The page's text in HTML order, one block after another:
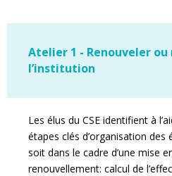
Atelier 1 - Renouveler
l’institution
Les élus du CSE identifient à
étapes clés d’organisation des
soit dans le cadre d’une mise
renouvellement: calcul de